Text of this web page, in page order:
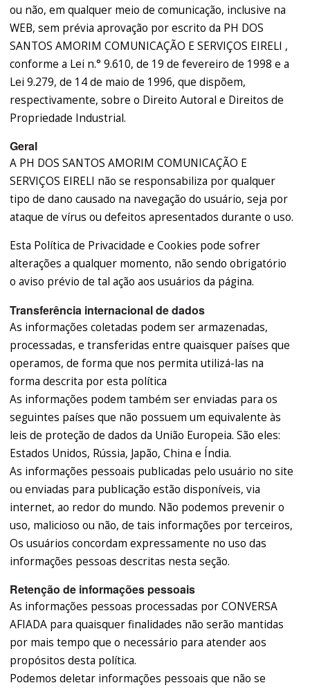
ou não, em qualquer meio de comunicação, inclusive na
WEB, sem prévia aprovação por escrito da PH DOS
SANTOS AMORIM COMUNICAÇÃO E SERVIÇOS EIRELI ,
conforme a Lei n.° 9.610, de 19 de fevereiro de 1998 e a
Lei 9.279, de 14 de maio de 1996, que dispõem,
respectivamente, sobre o Direito Autoral e Direitos de
Propriedade Industrial.
Geral
A PH DOS SANTOS AMORIM COMUNICAÇÃO E
SERVIÇOS EIRELI não se responsabiliza por qualquer
tipo de dano causado na navegação do usuário, seja por
ataque de vírus ou defeitos apresentados durante o uso.
Esta Política de Privacidade e Cookies pode sofrer
alterações a qualquer momento, não sendo obrigatório
o aviso prévio de tal ação aos usuários da página.
Transferência internacional de dados
As informações coletadas podem ser armazenadas,
processadas, e transferidas entre quaisquer países que
operamos, de forma que nos permita utilizá-las na
forma descrita por esta política
As informações podem também ser enviadas para os
seguintes países que não possuem um equivalente às
leis de proteção de dados da União Europeia. São eles:
Estados Unidos, Rússia, Japão, China e Índia.
As informações pessoais publicadas pelo usuário no site
ou enviadas para publicação estão disponíveis, via
internet, ao redor do mundo. Não podemos prevenir o
uso, malicioso ou não, de tais informações por terceiros,
Os usuários concordam expressamente no uso das
informações pessoas descritas nesta seção.
Retenção de informações pessoais
As informações pessoas processadas por CONVERSA
AFIADA para quaisquer finalidades não serão mantidas
por mais tempo que o necessário para atender aos
propósitos desta política.
Podemos deletar informações pessoais que não se